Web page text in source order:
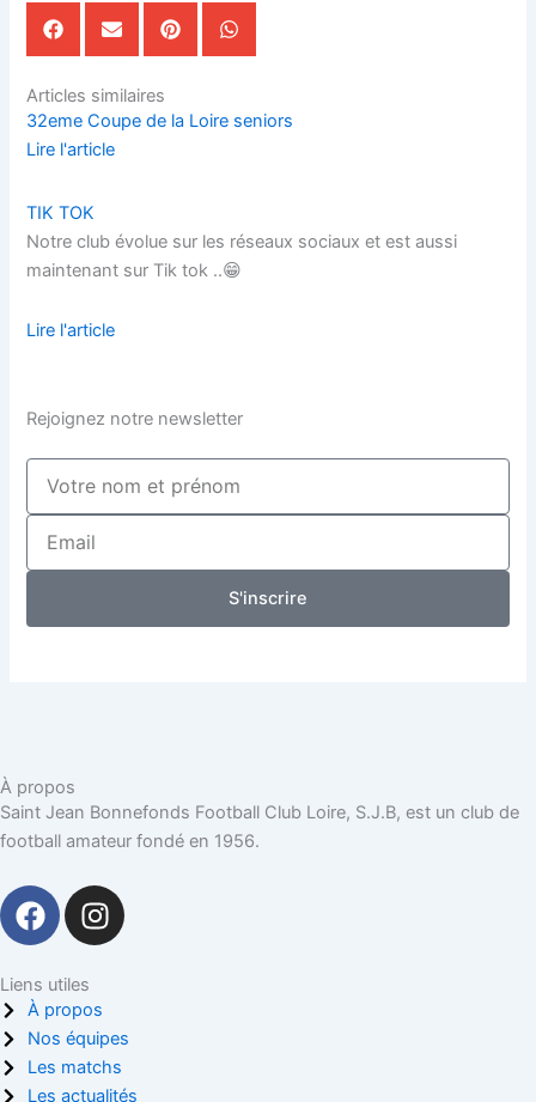
Articles similaires
32eme Coupe de la Loire seniors
Lire l'article
TIK TOK
Notre club évolue sur les réseaux sociaux et est aussi
maintenant sur Tik tok ..😁
Lire l'article
Rejoignez notre newsletter
complet
S'inscrire
À propos
Saint Jean Bonnefonds Football Club Loire, S.J.B, est un club de
football amateur fondé en 1956.
F
a
e
b
o
o
I
n
a
g
r
Liens utiles
À propos
Nos équipes
Les matchs
Les actualités